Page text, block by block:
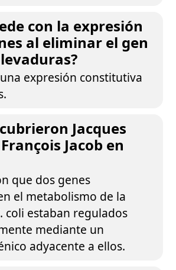
con la expresión
al eliminar el gen
expresión constitutiva
Jacques
Jacob en
que dos genes
el metabolismo de la
coli estaban regulados
mediante un
adyacente a ellos.